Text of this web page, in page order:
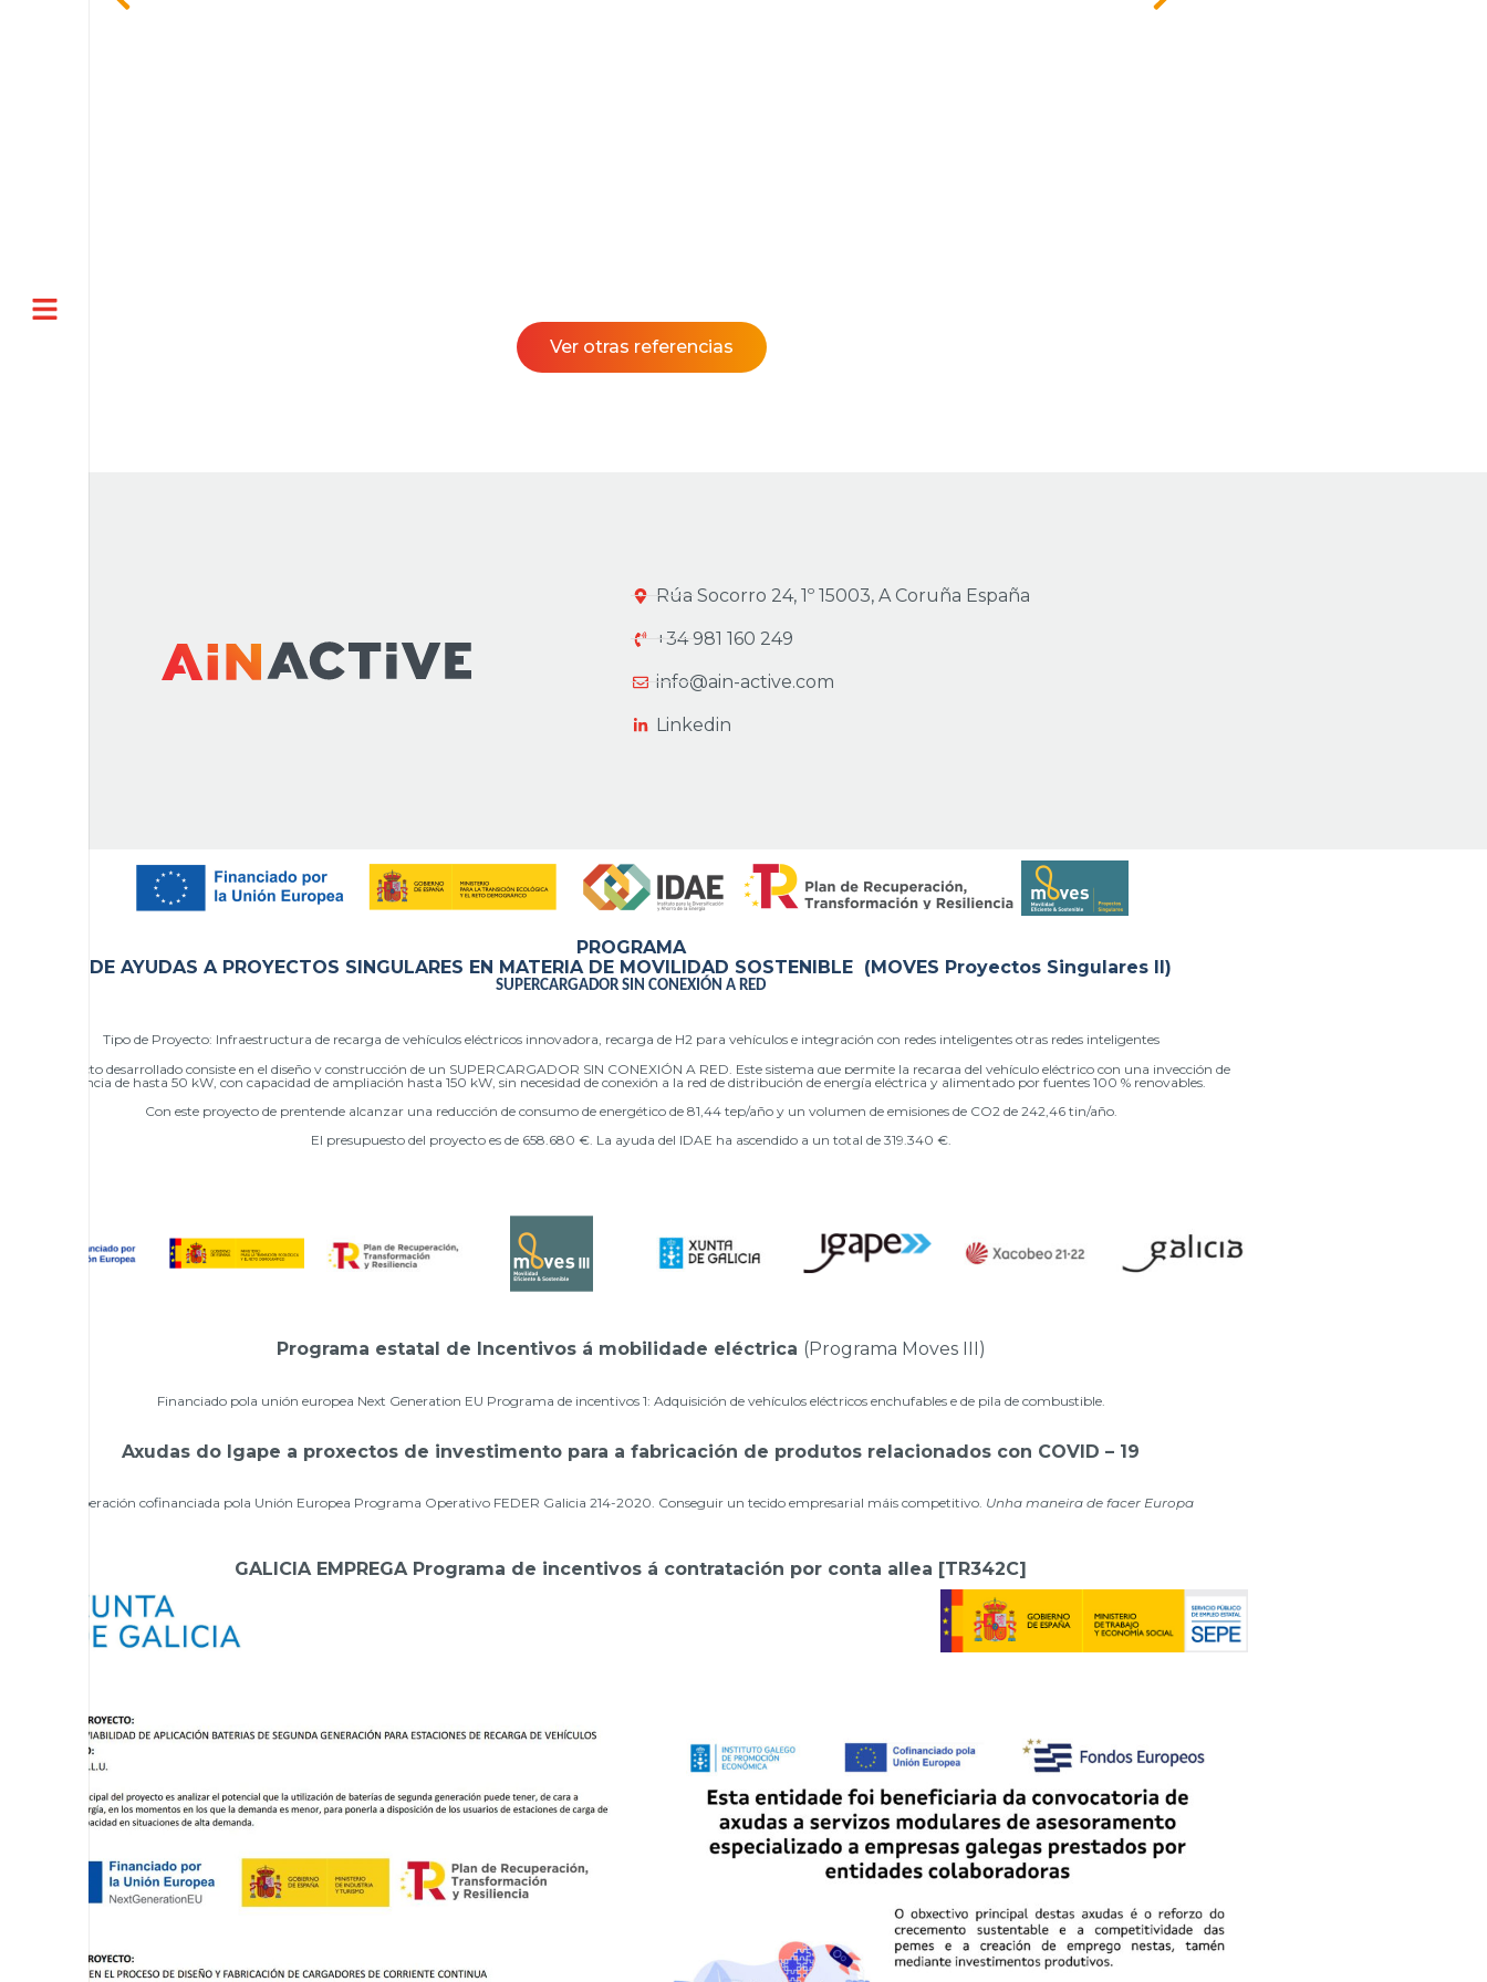
Ver otras referencias
Rúa Socorro 24, 1º 15003, A Coruña España
+34 981 160 249
info@ain-active.com
Linkedin
PROGRAMA
DE AYUDAS A PROYECTOS SINGULARES EN MATERIA DE MOVILIDAD SOSTENIBLE (MOVES Proyectos Singulares II)
SUPERCARGADOR SIN CONEXIÓN A RED
Tipo de Proyecto: Infraestructura de recarga de vehículos eléctricos innovadora, recarga de H2 para vehículos e integración con redes inteligentes otras redes inteligentes
El proyecto desarrollado consiste en el diseño y construcción de un SUPERCARGADOR SIN CONEXIÓN A RED. Este sistema que permite la recarga del vehículo eléctrico con una inyección de
potencia de hasta 50 kW, con capacidad de ampliación hasta 150 kW, sin necesidad de conexión a la red de distribución de energía eléctrica y alimentado por fuentes 100 % renovables.
Con este proyecto de prentende alcanzar una reducción de consumo de energético de 81,44 tep/año y un volumen de emisiones de CO2 de 242,46 tin/año.
El presupuesto del proyecto es de 658.680 €. La ayuda del IDAE ha ascendido a un total de 319.340 €.
Programa estatal de Incentivos á mobilidade eléctrica (Programa Moves III)
Financiado pola unión europea Next Generation EU Programa de incentivos 1: Adquisición de vehículos eléctricos enchufables e de pila de combustible.
Axudas do Igape a proxectos de investimento para a fabricación de produtos relacionados con COVID – 19
Operación cofinanciada pola Unión Europea Programa Operativo FEDER Galicia 214-2020. Conseguir un tecido empresarial máis competitivo. Unha maneira de facer Europa
GALICIA EMPREGA Programa de incentivos á contratación por conta allea [TR342C]